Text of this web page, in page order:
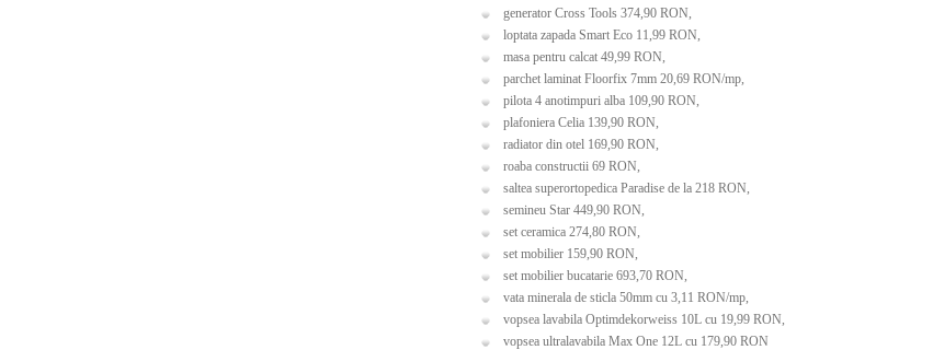
generator Cross Tools 374,90 RON,
loptata zapada Smart Eco 11,99 RON,
masa pentru calcat 49,99 RON,
parchet laminat Floorfix 7mm 20,69 RON/mp,
pilota 4 anotimpuri alba 109,90 RON,
plafoniera Celia 139,90 RON,
radiator din otel 169,90 RON,
roaba constructii 69 RON,
saltea superortopedica Paradise de la 218 RON,
semineu Star 449,90 RON,
set ceramica 274,80 RON,
set mobilier 159,90 RON,
set mobilier bucatarie 693,70 RON,
vata minerala de sticla 50mm cu 3,11 RON/mp,
vopsea lavabila Optimdekorweiss 10L cu 19,99 RON,
vopsea ultralavabila Max One 12L cu 179,90 RON